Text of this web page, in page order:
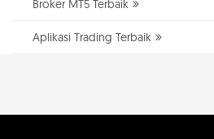
Broker MT5 Terbaik
Aplikasi Trading Terbaik